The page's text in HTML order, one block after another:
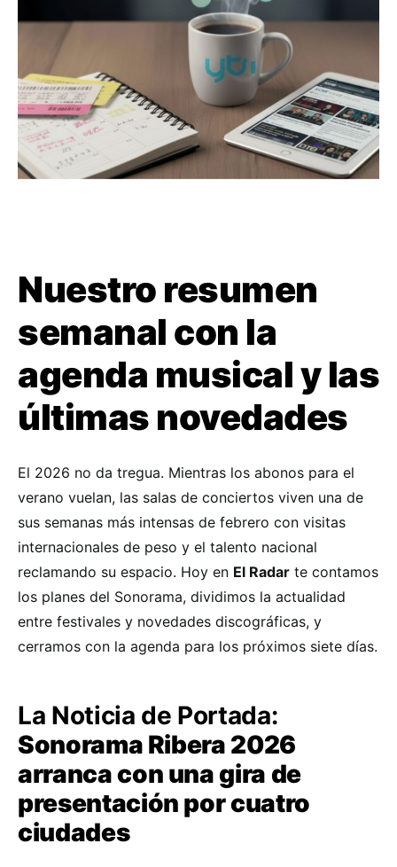
Nuestro resumen
semanal con la
agenda musical y las
últimas novedades
El 2026 no da tregua. Mientras los abonos para el
verano vuelan, las salas de conciertos viven una de
sus semanas más intensas de febrero con visitas
internacionales de peso y el talento nacional
reclamando su espacio. Hoy en El Radar te contamos
los planes del Sonorama, dividimos la actualidad
entre festivales y novedades discográficas, y
cerramos con la agenda para los próximos siete días.
La Noticia de Portada:
Sonorama Ribera 2026
arranca con una gira de
presentación por cuatro
ciudades